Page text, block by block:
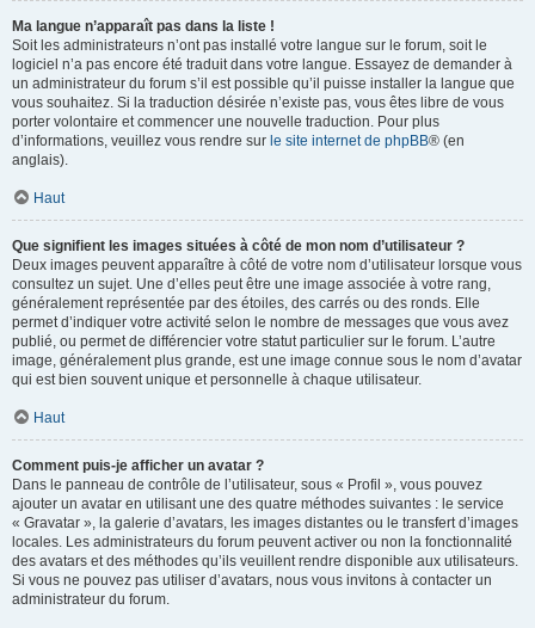
Ma langue n’apparaît pas dans la liste !
Soit les administrateurs n’ont pas installé votre langue sur le forum, soit le
logiciel n’a pas encore été traduit dans votre langue. Essayez de demander à
un administrateur du forum s’il est possible qu’il puisse installer la langue que
vous souhaitez. Si la traduction désirée n’existe pas, vous êtes libre de vous
porter volontaire et commencer une nouvelle traduction. Pour plus
d’informations, veuillez vous rendre sur le site internet de phpBB® (en
anglais).
Haut
Que signifient les images situées à côté de mon nom d’utilisateur ?
Deux images peuvent apparaître à côté de votre nom d’utilisateur lorsque vous
consultez un sujet. Une d’elles peut être une image associée à votre rang,
généralement représentée par des étoiles, des carrés ou des ronds. Elle
permet d’indiquer votre activité selon le nombre de messages que vous avez
publié, ou permet de différencier votre statut particulier sur le forum. L’autre
image, généralement plus grande, est une image connue sous le nom d’avatar
qui est bien souvent unique et personnelle à chaque utilisateur.
Haut
Comment puis-je afficher un avatar ?
Dans le panneau de contrôle de l’utilisateur, sous « Profil », vous pouvez
ajouter un avatar en utilisant une des quatre méthodes suivantes : le service
« Gravatar », la galerie d’avatars, les images distantes ou le transfert d’images
locales. Les administrateurs du forum peuvent activer ou non la fonctionnalité
des avatars et des méthodes qu’ils veuillent rendre disponible aux utilisateurs.
Si vous ne pouvez pas utiliser d’avatars, nous vous invitons à contacter un
administrateur du forum.